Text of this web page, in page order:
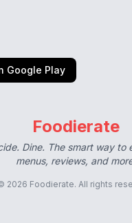
Google Play
Foodierate
Dine. The smart way to
menus, reviews, and
2026 Foodierate. All rights